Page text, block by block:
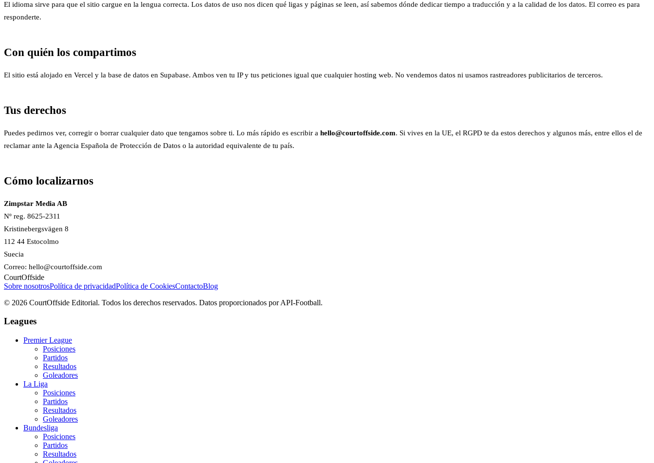
El idioma sirve para que el sitio cargue en la lengua correcta. Los datos de uso nos dicen qué ligas y páginas se leen, así sabemos dónde dedicar tiempo a traducción y a la calidad de los datos. El correo es para
responderte.
Con quién los compartimos
El sitio está alojado en Vercel y la base de datos en Supabase. Ambos ven tu IP y tus peticiones igual que cualquier hosting web. No vendemos datos ni usamos rastreadores publicitarios de terceros.
Tus derechos
Puedes pedirnos ver, corregir o borrar cualquier dato que tengamos sobre ti. Lo más rápido es escribir a hello@courtoffside.com. Si vives en la UE, el RGPD te da estos derechos y algunos más, entre ellos el de
reclamar ante la Agencia Española de Protección de Datos o la autoridad equivalente de tu país.
Cómo localizarnos
Zimpstar Media AB
Nº reg. 8625-2311
Kristinebergsvägen 8
112 44 Estocolmo
Suecia
Correo: hello@courtoffside.com
CourtOffside
Sobre nosotrosPolítica de privacidadPolítica de CookiesContactoBlog
© 2026 CourtOffside Editorial. Todos los derechos reservados. Datos proporcionados por API-Football.
Leagues
Premier League
Posiciones
Partidos
Resultados
Goleadores
La Liga
Posiciones
Partidos
Resultados
Goleadores
Bundesliga
Posiciones
Partidos
Resultados